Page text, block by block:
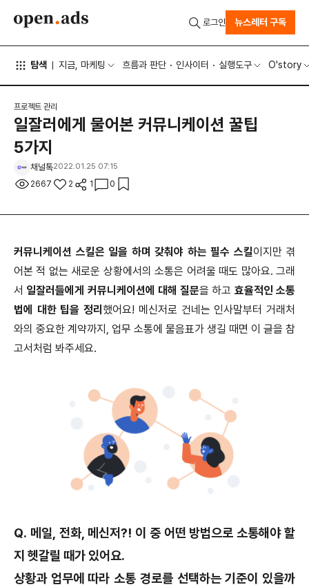
탐색 지금, 마케팅 흐름과 판단 인사이터 실행도구 O'story
로그인 뉴스레터 구독
프로젝트 관리
일잘러에게 물어본 커뮤니케이션 꿀팁
5가지
채널톡2022.01.25 07:15
2667 2 1 0
커뮤니케이션 스킬은 일을 하며 갖춰야 하는 필수 스킬이지만 겪
어본 적 없는 새로운 상황에서의 소통은 어려울 때도 많아요. 그래
서 일잘러들에게 커뮤니케이션에 대해 질문을 하고 효율적인 소통
법에 대한 팁을 정리했어요! 메신저로 건네는 인사말부터 거래처
와의 중요한 계약까지, 업무 소통에 물음표가 생길 때면 이 글을 참
고서처럼 봐주세요.
Q. 메일, 전화, 메신저?! 이 중 어떤 방법으로 소통해야 할
지 헷갈릴 때가 있어요.
상황과 업무에 따라 소통 경로를 선택하는 기준이 있을까